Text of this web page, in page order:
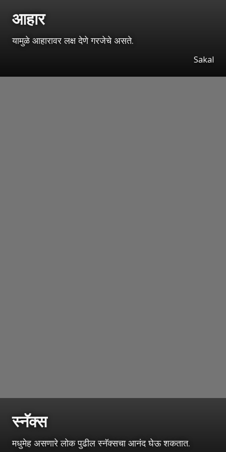
आहार
यामुळे आहारावर लक्ष देणे गरजेचे असते.
Sakal
स्नॅक्स
मधुमेह असणारे लोक पुढील स्नॅक्सचा आनंद घेऊ शकतात.